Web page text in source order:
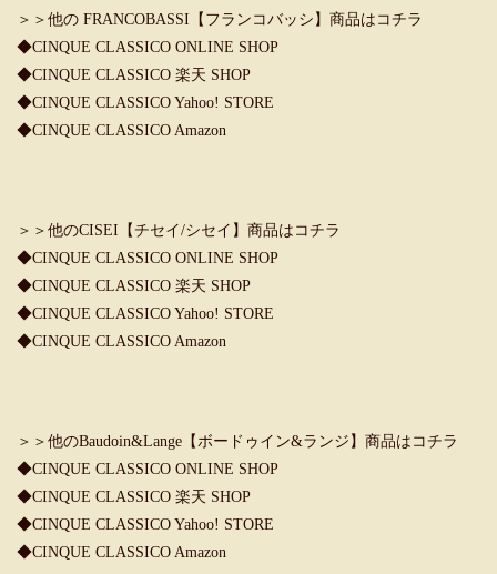
＞＞他の FRANCOBASSI【フランコバッシ】商品はコチラ
◆CINQUE CLASSICO ONLINE SHOP
◆CINQUE CLASSICO 楽天 SHOP
◆CINQUE CLASSICO Yahoo! STORE
◆CINQUE CLASSICO Amazon
＞＞他のCISEI【チセイ/シセイ】商品はコチラ
◆CINQUE CLASSICO ONLINE SHOP
◆CINQUE CLASSICO 楽天 SHOP
◆CINQUE CLASSICO Yahoo! STORE
◆CINQUE CLASSICO Amazon
＞＞他のBaudoin&Lange【ボードゥイン&ランジ】商品はコチラ
◆CINQUE CLASSICO ONLINE SHOP
◆CINQUE CLASSICO 楽天 SHOP
◆CINQUE CLASSICO Yahoo! STORE
◆CINQUE CLASSICO Amazon